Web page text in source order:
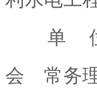
单 位
会 常务